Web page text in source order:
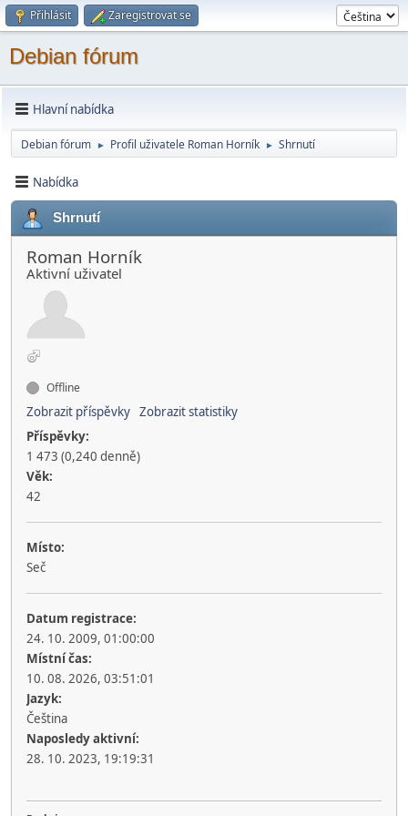
Přihlásit Zaregistrovat se
Debian fórum
Hlavní nabídka
Debian fórum ► Profil uživatele Roman Horník ► Shrnutí
Nabídka
Shrnutí
Roman Horník
Aktivní­ uživatel
Offline
Zobrazit příspěvky Zobrazit statistiky
Příspěvky:
1 473 (0,240 denně)
Věk:
42
Místo:
Seč
Datum registrace:
24. 10. 2009, 01:00:00
Místní čas:
10. 08. 2026, 03:51:01
Jazyk:
Čeština
Naposledy aktivní:
28. 10. 2023, 19:19:31